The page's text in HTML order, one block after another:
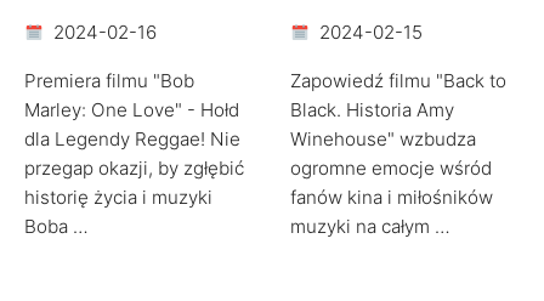
2024-02-16
Premiera filmu "Bob
Marley: One Love" - Hołd
dla Legendy Reggae! Nie
przegap okazji, by zgłębić
historię życia i muzyki
Boba …
2024-02-15
Zapowiedź filmu "Back to
Black. Historia Amy
Winehouse" wzbudza
ogromne emocje wśród
fanów kina i miłośników
muzyki na całym …